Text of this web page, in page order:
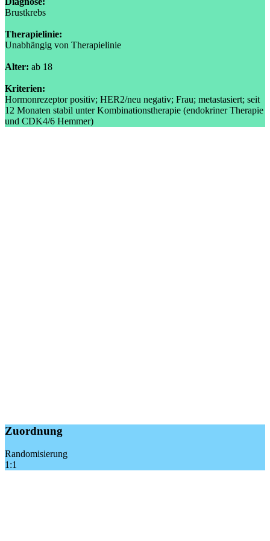
Brustkrebs
Therapielinie:
Unabhängig von Therapielinie
Alter: ab 18
Kriterien:
Hormonrezeptor positiv; HER2/neu negativ; Frau; metastasiert; seit
12 Monaten stabil unter Kombinationstherapie (endokriner Therapie
und CDK4/6 Hemmer)
Zuordnung
Randomisierung
1:1